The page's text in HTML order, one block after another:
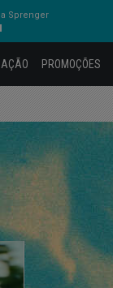
Sprenger
PROMOÇÕES